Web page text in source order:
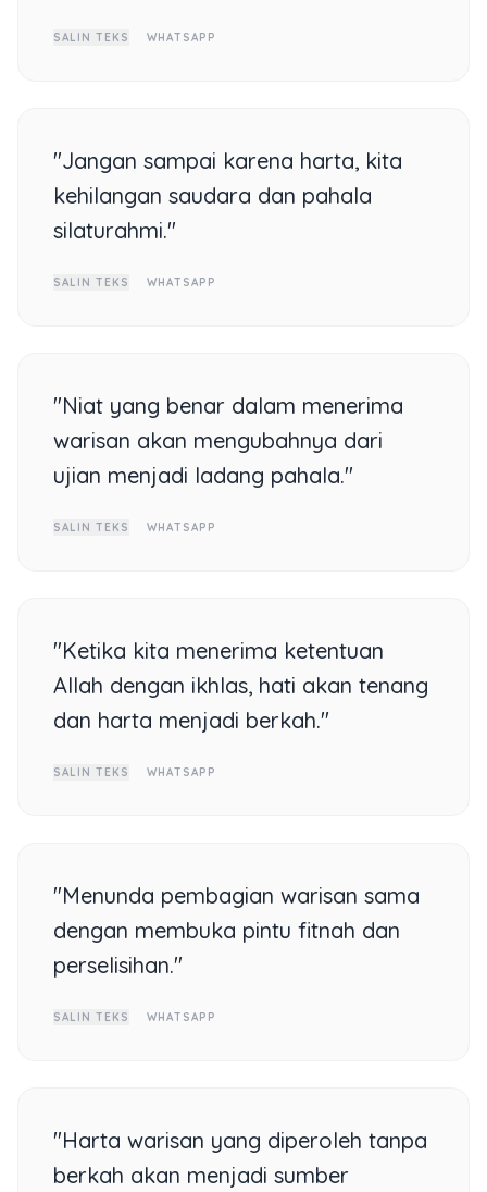
SALIN TEKS WHATSAPP
"Jangan sampai karena harta, kita
kehilangan saudara dan pahala
silaturahmi."
SALIN TEKS WHATSAPP
"Niat yang benar dalam menerima
warisan akan mengubahnya dari
ujian menjadi ladang pahala."
SALIN TEKS WHATSAPP
"Ketika kita menerima ketentuan
Allah dengan ikhlas, hati akan tenang
dan harta menjadi berkah."
SALIN TEKS WHATSAPP
"Menunda pembagian warisan sama
dengan membuka pintu fitnah dan
perselisihan."
SALIN TEKS WHATSAPP
"Harta warisan yang diperoleh tanpa
berkah akan menjadi sumber